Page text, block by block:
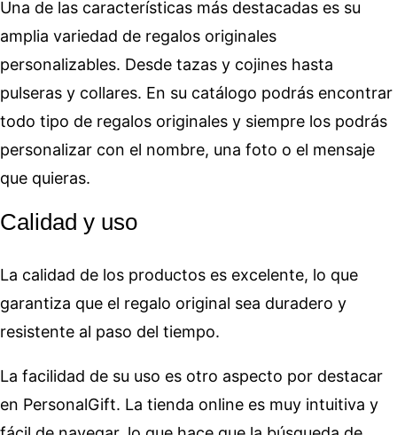
Una de las características más destacadas es su
amplia variedad de regalos originales
personalizables. Desde tazas y cojines hasta
pulseras y collares. En su catálogo podrás encontrar
todo tipo de regalos originales y siempre los podrás
personalizar con el nombre, una foto o el mensaje
que quieras.
Calidad y uso
La calidad de los productos es excelente, lo que
garantiza que el regalo original sea duradero y
resistente al paso del tiempo.
La facilidad de su uso es otro aspecto por destacar
en PersonalGift. La tienda online es muy intuitiva y